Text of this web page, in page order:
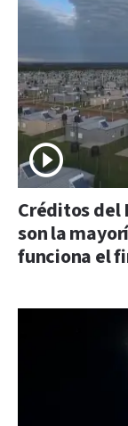
Créditos del
son la
funciona el